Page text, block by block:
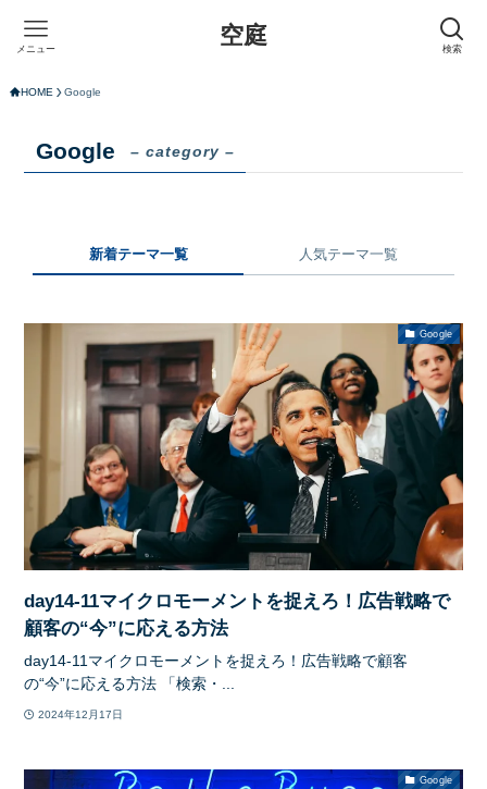
空庭 検索
メニュー
HOME Google
Google – category –
新着テーマ一覧 人気テーマ一覧
Google
day14-11マイクロモーメントを捉えろ！広告戦略で
顧客の“今”に応える方法
day14-11マイクロモーメントを捉えろ！広告戦略で顧客
の“今”に応える方法 「検索・...
2024年12月17日
Google